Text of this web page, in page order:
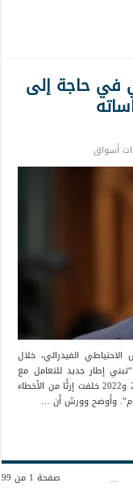
في حاجة إلى
أسواق
الفيدرالي، خلال
إطار جديد للتعامل مع
التضخم”، معتبرًا أن “السياسات السابقة في عامي 2021 و2022 خلفت إرثًا من الأخطاء
وأوضح وورش أن …
صفحة 1 من 99
...